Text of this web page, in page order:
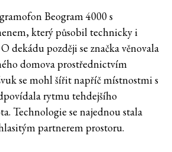
Beogram 4000 s
který působil technicky i
dekádu později se značka věnovala
domova prostřednictvím
se mohl šířit napříč místnostmi s
rytmu tehdejšího
Technologie se najednou stala
partnerem prostoru.